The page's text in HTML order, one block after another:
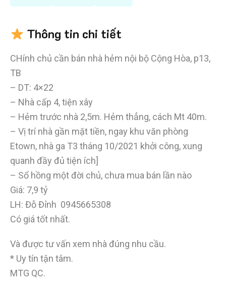
Thông tin chi tiết
CHính chủ cần bán nhà hẻm nội bộ Cộng Hòa, p13,
TB
– DT: 4×22
– Nhà cấp 4, tiện xây
– Hẻm trước nhà 2,5m. Hẻm thẳng, cách Mt 40m.
– Vị trí nhà gần mặt tiền, ngay khu văn phòng
Etown, nhà ga T3 tháng 10/2021 khởi công, xung
quanh đầy đủ tiện ích]
– Sổ hồng một đời chủ, chưa mua bán lần nào
Giá: 7,9 tỷ
LH: Đỗ Đỉnh 0945665308
Có giá tốt nhất.
Và được tư vấn xem nhà đúng nhu cầu.
* Uy tín tận tâm.
MTG QC.